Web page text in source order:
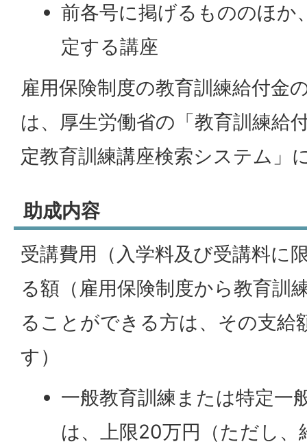
前各号に掲げるもののほか
定する講座
雇用保険制度の教育訓練給付金
は、厚生労働省の「教育訓練給
定教育訓練講座検索システム」
助成内容
受講費用（入学料及び受講料に
る額（雇用保険制度から教育訓
ることができる方は、その支給
す）
一般教育訓練または特定一
は、上限20万円（ただし、